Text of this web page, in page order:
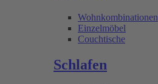
Wohnkombinationen
Einzelmöbel
Couchtische
Schlafen